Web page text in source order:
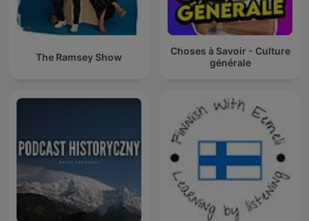
The Ramsey Show
Choses à Savoir - Culture
générale